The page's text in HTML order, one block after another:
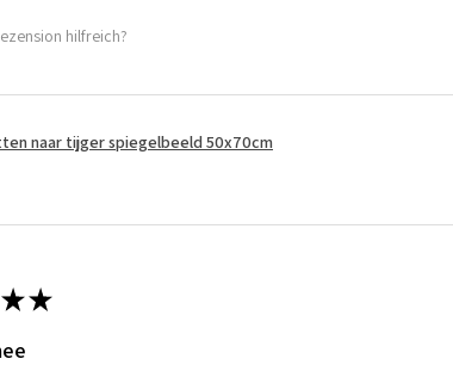
hilfreich?
naar tijger spiegelbeeld 50x70cm
★★